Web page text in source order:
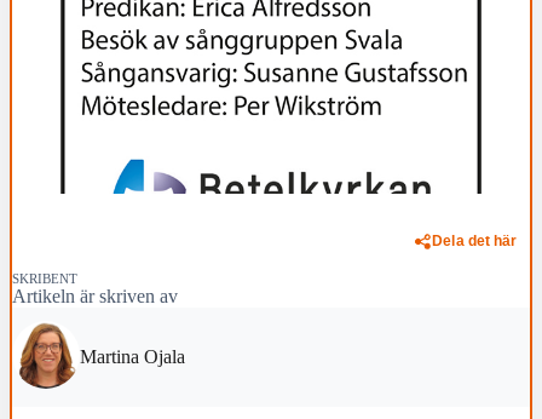
Dela det här
SKRIBENT
Artikeln är skriven av
Martina Ojala